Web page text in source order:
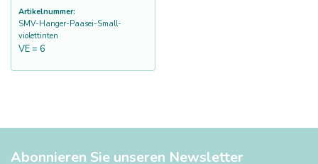
Artikelnummer:
SMV-Hanger-Paasei-Small-
violettinten
VE = 6
Abonnieren Sie unseren Newsletter